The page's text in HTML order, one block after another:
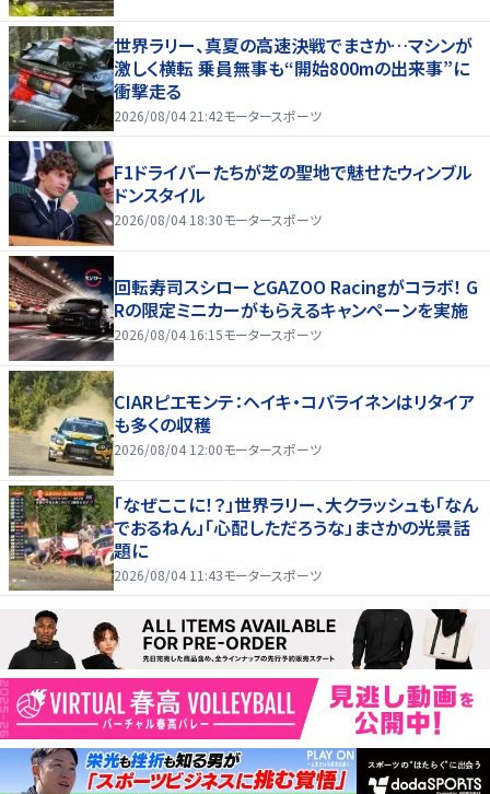
世界ラリー、真夏の高速決戦でまさか…マシンが
激しく横転 乗員無事も“開始800mの出来事”に
衝撃走る
2026/08/04 21:42モータースポーツ
F1ドライバーたちが芝の聖地で魅せたウィンブル
ドンスタイル
2026/08/04 18:30モータースポーツ
回転寿司スシローとGAZOO Racingがコラボ！ G
Rの限定ミニカーがもらえるキャンペーンを実施
2026/08/04 16:15モータースポーツ
CIARピエモンテ：ヘイキ・コバライネンはリタイア
も多くの収穫
2026/08/04 12:00モータースポーツ
「なぜここに！？」世界ラリー、大クラッシュも「なん
でおるねん」「心配しただろうな」まさかの光景話
題に
2026/08/04 11:43モータースポーツ